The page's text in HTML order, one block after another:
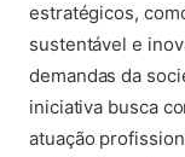
estratégicos,
sustentável e
demandas da
iniciativa busca
atuação